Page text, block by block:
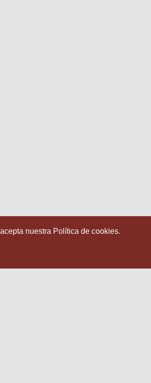
nuestra Política de cookies.